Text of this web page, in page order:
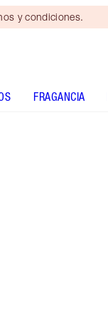
y condiciones.
FRAGANCIA